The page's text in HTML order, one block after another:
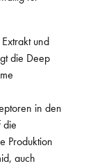
und
die Deep
in den
die
Produktion
auch